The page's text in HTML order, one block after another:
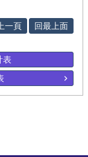
一頁 回最上面
表